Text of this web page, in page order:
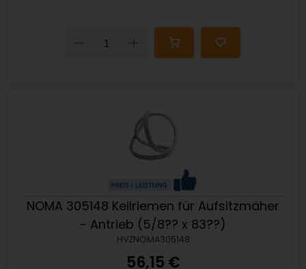
Down
NOMA 305148 Keilriemen für Aufsitzmäher
- Antrieb (5/8?? x 83??)
HVZNOMA305148
56,15 €